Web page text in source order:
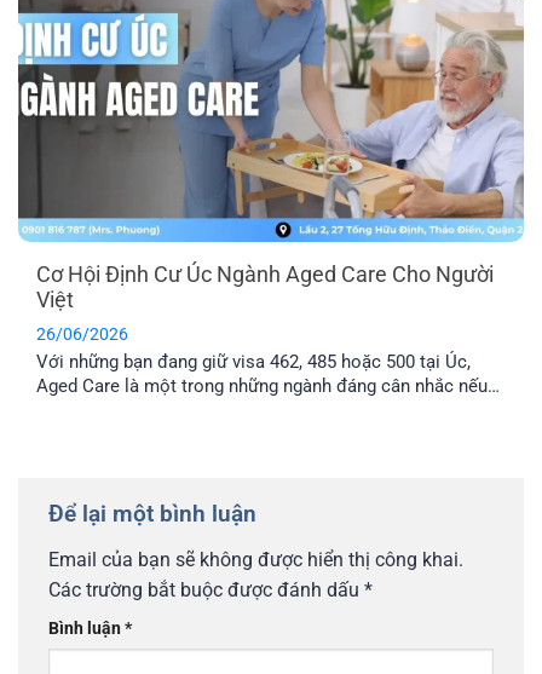
Cơ Hội Định Cư Úc Ngành Aged Care Cho Người
Việt
26/06/2026
Với những bạn đang giữ visa 462, 485 hoặc 500 tại Úc,
Aged Care là một trong những ngành đáng cân nhắc nếu
Để lại một bình luận
Email của bạn sẽ không được hiển thị công khai.
Các trường bắt buộc được đánh dấu *
Bình luận*